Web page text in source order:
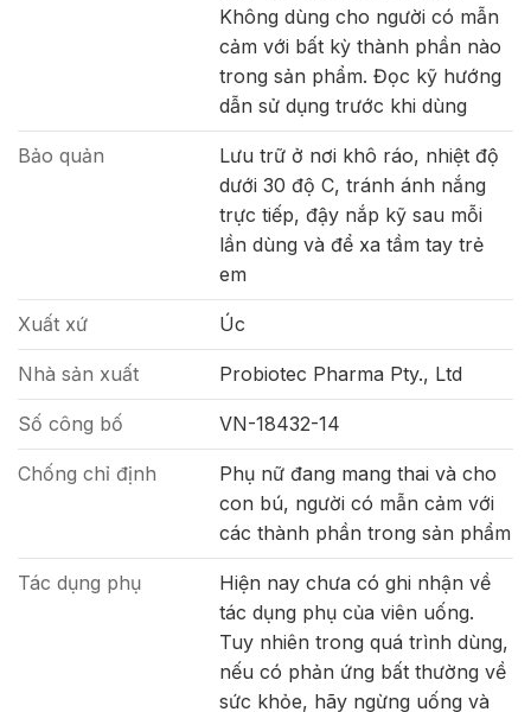
Không dùng cho người có mẫn
cảm với bất kỳ thành phần nào
trong sản phẩm. Đọc kỹ hướng
dẫn sử dụng trước khi dùng
Bảo quản
Lưu trữ ở nơi khô ráo, nhiệt độ
dưới 30 độ C, tránh ánh nắng
trực tiếp, đậy nắp kỹ sau mỗi
lần dùng và để xa tầm tay trẻ
em
Xuất xứ Úc
Nhà sản xuất Probiotec Pharma Pty., Ltd
Số công bố VN-18432-14
Chống chỉ định
Phụ nữ đang mang thai và cho
con bú, người có mẫn cảm với
các thành phần trong sản phẩm
Tác dụng phụ
Hiện nay chưa có ghi nhận về
tác dụng phụ của viên uống.
Tuy nhiên trong quá trình dùng,
nếu có phản ứng bất thường về
sức khỏe, hãy ngừng uống và